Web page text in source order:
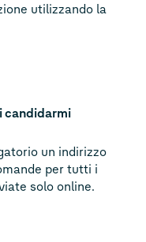
utilizzando la
candidarmi
un indirizzo
per tutti i
solo online.